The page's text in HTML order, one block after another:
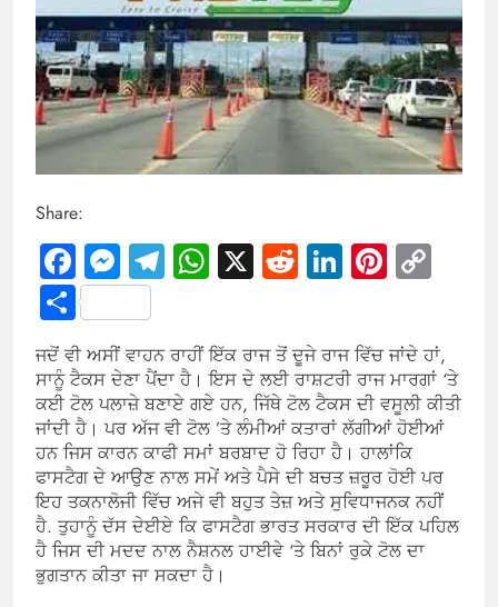
Share:
Facebook
Messenger
Telegram
WhatsApp
X RedditLinkedIn
Share
ਜਦੋਂ ਵੀ ਅਸੀਂ ਵਾਹਨ ਰਾਹੀਂ ਇੱਕ ਰਾਜ ਤੋਂ ਦੂਜੇ ਰਾਜ ਵਿੱਚ ਜਾਂਦੇ ਹਾਂ,
ਸਾਨੂੰ ਟੈਕਸ ਦੇਣਾ ਪੈਂਦਾ ਹੈ। ਇਸ ਦੇ ਲਈ ਰਾਸ਼ਟਰੀ ਰਾਜ ਮਾਰਗਾਂ ‘ਤੇ
ਕਈ ਟੋਲ ਪਲਾਜ਼ੇ ਬਣਾਏ ਗਏ ਹਨ, ਜਿੱਥੇ ਟੋਲ ਟੈਕਸ ਦੀ ਵਸੂਲੀ ਕੀਤੀ
ਜਾਂਦੀ ਹੈ। ਪਰ ਅੱਜ ਵੀ ਟੋਲ ’ਤੇ ਲੰਮੀਆਂ ਕਤਾਰਾਂ ਲੱਗੀਆਂ ਹੋਈਆਂ
ਹਨ ਜਿਸ ਕਾਰਨ ਕਾਫੀ ਸਮਾਂ ਬਰਬਾਦ ਹੋ ਰਿਹਾ ਹੈ। ਹਾਲਾਂਕਿ
ਫਾਸਟੈਗ ਦੇ ਆਉਣ ਨਾਲ ਸਮੇਂ ਅਤੇ ਪੈਸੇ ਦੀ ਬਚਤ ਜ਼ਰੂਰ ਹੋਈ ਪਰ
ਇਹ ਤਕਨਾਲੋਜੀ ਵਿੱਚ ਅਜੇ ਵੀ ਬਹੁਤ ਤੇਜ਼ ਅਤੇ ਸੁਵਿਧਾਜਨਕ ਨਹੀਂ
ਹੈ. ਤੁਹਾਨੂੰ ਦੱਸ ਦੇਈਏ ਕਿ ਫਾਸਟੈਗ ਭਾਰਤ ਸਰਕਾਰ ਦੀ ਇੱਕ ਪਹਿਲ
ਹੈ ਜਿਸ ਦੀ ਮਦਦ ਨਾਲ ਨੈਸ਼ਨਲ ਹਾਈਵੇ ‘ਤੇ ਬਿਨਾਂ ਰੁਕੇ ਟੋਲ ਦਾ
ਭੁਗਤਾਨ ਕੀਤਾ ਜਾ ਸਕਦਾ ਹੈ।